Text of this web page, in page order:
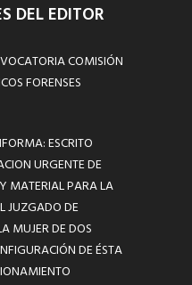
DEL EDITOR
COMISIÓN
FORENSES
ESCRITO
URGENTE DE
MATERIAL PARA LA
JUZGADO DE
MUJER DE DOS
DE ÉSTA